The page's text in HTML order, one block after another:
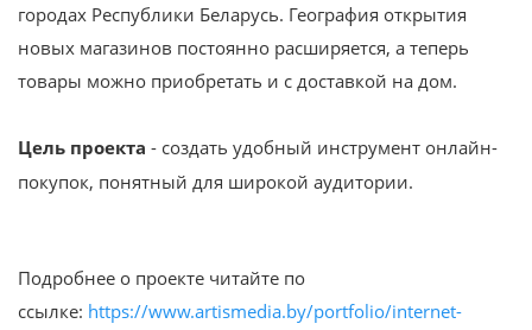
городах Республики Беларусь. География открытия
новых магазинов постоянно расширяется, а теперь
товары можно приобретать и с доставкой на дом.
Цель проекта - создать удобный инструмент онлайн-
покупок, понятный для широкой аудитории.
Подробнее о проекте читайте по
ссылке: https://www.artismedia.by/portfolio/internet-